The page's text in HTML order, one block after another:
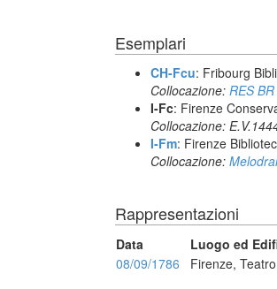
Esemplari
CH-Fcu: Fribourg
Collocazione: RES
I-Fc: Firenze
Collocazione:
I-Fm: Firenze
Collocazione:
Rappresentazioni
Data Luogo ed
08/09/1786
Firenze,